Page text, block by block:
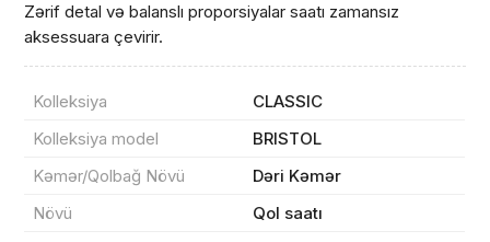
Zərif detal və balanslı proporsiyalar saatı zamansız
aksessuara çevirir.
Kolleksiya
CLASSIC
Kolleksiya model
BRISTOL
Kəmər/Qolbağ Növü
Dəri Kəmər
Növü
Qol saatı
Məhsul(lar) səbətə əlavə edildi